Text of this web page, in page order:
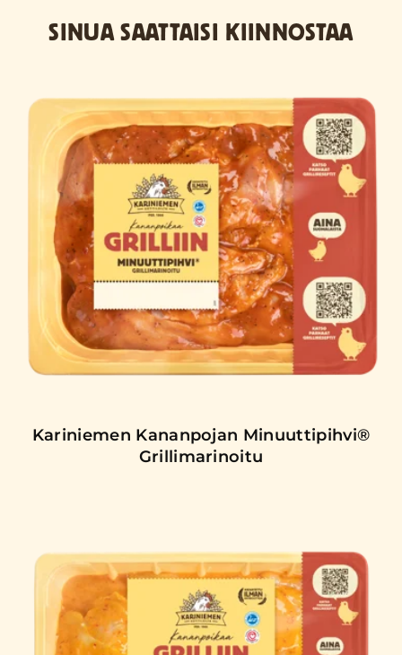
SINUA SAATTAISI KIINNOSTAA
Kariniemen Kananpojan Minuuttipihvi®
Grillimarinoitu